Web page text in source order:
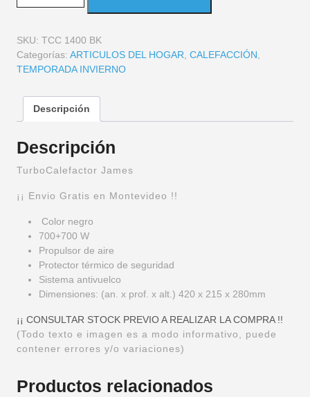
SKU: TCC 1400 BK
Categorías: ARTICULOS DEL HOGAR CALEFACCIÓN
TEMPORADA INVIERNO
Descripción
Descripción
TurboCalefactor James
¡¡ Envio Gratis en Montevideo !!
Color negro
700+700 W
Propulsor de aire
Protector térmico de seguridad
Sistema antivuelco
Dimensiones: (an. x prof. x alt.) 420 x 215 x 280mm
¡¡ CONSULTAR STOCK PREVIO A REALIZAR LA COMPRA !!
(Todo texto e imagen es a modo informativo, puede
contener errores y/o variaciones)
Productos relacionados